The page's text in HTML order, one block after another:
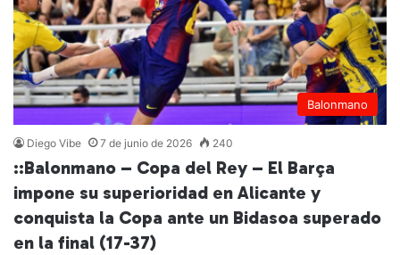
Balonmano
Diego Vibe 7 de junio de 2026 240
::Balonmano – Copa del Rey – El Barça
impone su superioridad en Alicante y
conquista la Copa ante un Bidasoa superado
en la final (17-37)